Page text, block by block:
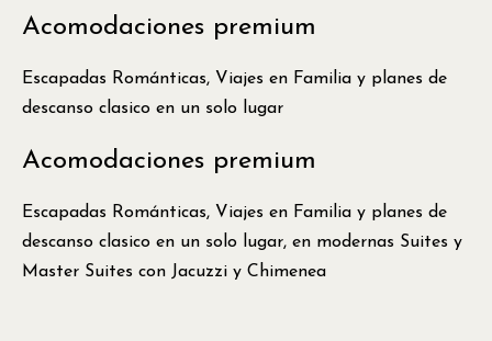
Acomodaciones premium
Escapadas Románticas, Viajes en Familia y planes de
descanso clasico en un solo lugar
Acomodaciones premium
Escapadas Románticas, Viajes en Familia y planes de
descanso clasico en un solo lugar, en modernas Suites y
Master Suites con Jacuzzi y Chimenea